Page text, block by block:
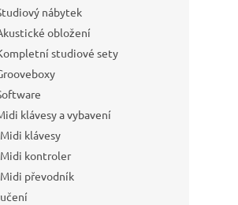
nábytek
obložení
studiové sety
klávesy a vybavení
Midi klávesy
Midi kontroler
Midi převodník